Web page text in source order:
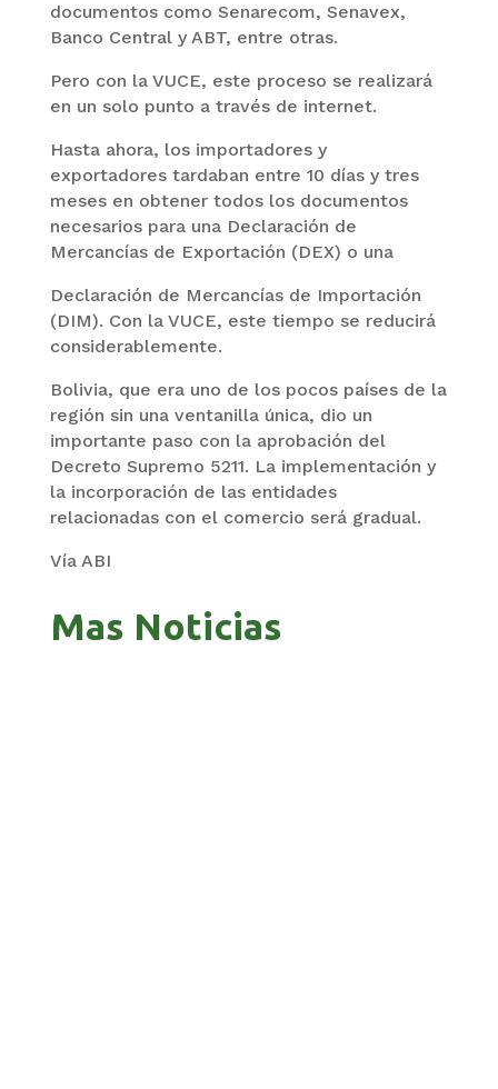
documentos como Senarecom, Senavex,
Banco Central y ABT, entre otras.
Pero con la VUCE, este proceso se realizará
en un solo punto a través de internet.
Hasta ahora, los importadores y
exportadores tardaban entre 10 días y tres
meses en obtener todos los documentos
necesarios para una Declaración de
Mercancías de Exportación (DEX) o una
Declaración de Mercancías de Importación
(DIM). Con la VUCE, este tiempo se reducirá
considerablemente.
Bolivia, que era uno de los pocos países de la
región sin una ventanilla única, dio un
importante paso con la aprobación del
Decreto Supremo 5211. La implementación y
la incorporación de las entidades
relacionadas con el comercio será gradual.
Vía ABI
Mas Noticias